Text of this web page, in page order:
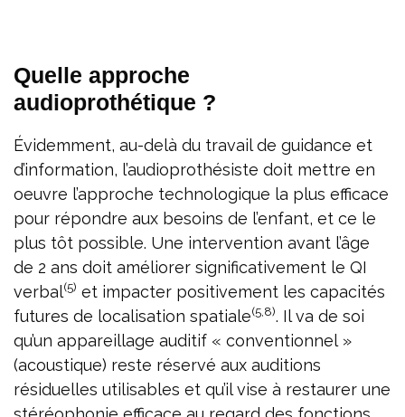
Quelle approche
audioprothétique ?
Évidemment, au-delà du travail de guidance et
d’information, l’audioprothésiste doit mettre en
oeuvre l’approche technologique la plus efficace
pour répondre aux besoins de l’enfant, et ce le
plus tôt possible. Une intervention avant l’âge
de 2 ans doit améliorer significativement le QI
verbal(5) et impacter positivement les capacités
futures de localisation spatiale(5,8). Il va de soi
qu’un appareillage auditif « conventionnel »
(acoustique) reste réservé aux auditions
résiduelles utilisables et qu’il vise à restaurer une